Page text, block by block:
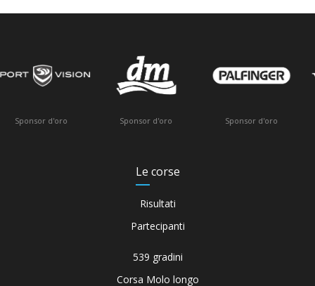
d'oro Sponsor d'oro Sponsor d'oro
Le corse
Risultati
Partecipanti
539 gradini
Corsa Molo longo